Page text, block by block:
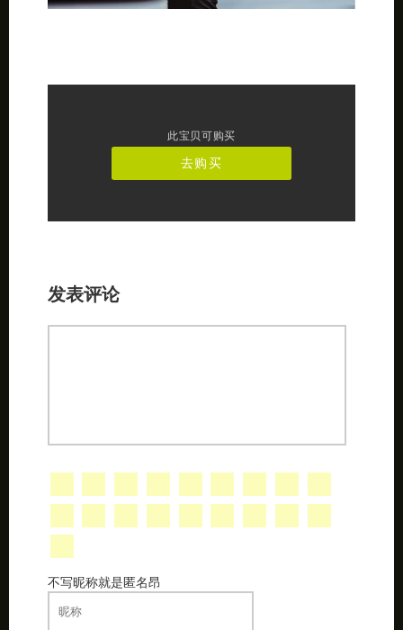
此宝贝可购买
去购买
发表评论
不写昵称就是匿名昂